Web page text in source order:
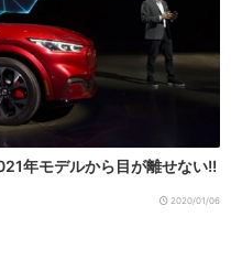
年モデルから目が離せない!!
2020/01/06